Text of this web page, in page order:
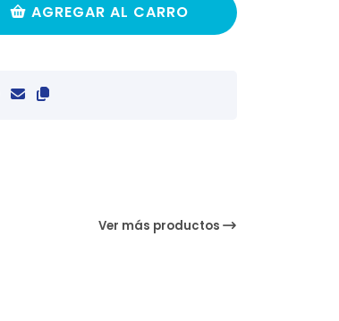
AGREGAR AL CARRO
Ver más productos